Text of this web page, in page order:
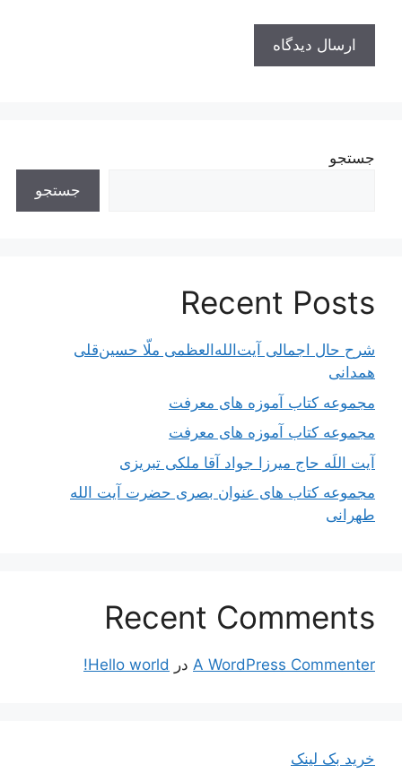
جستجو
جستجو
Recent Posts
شرح حال اجمالی آیت‌الله‌العظمی ملّا حسین‌قلی
همدانی
مجموعه کتاب آموزه های معرفت
مجموعه کتاب آموزه های معرفت
آیت اللَه حاج میرزا جواد آقا ملکی تبریزی
مجموعه کتاب های عنوان بصری حضرت آیت الله
طهرانی
Recent Comments
A WordPress Commenter در Hello world!
خرید بک لینک